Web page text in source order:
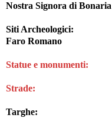
Nostra Signora di Bonaria
Siti Archeologici:
Faro Romano
Statue e monumenti:
Strade:
Targhe: